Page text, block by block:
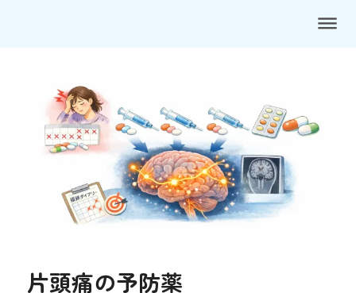
dehaze
片頭痛の予防薬